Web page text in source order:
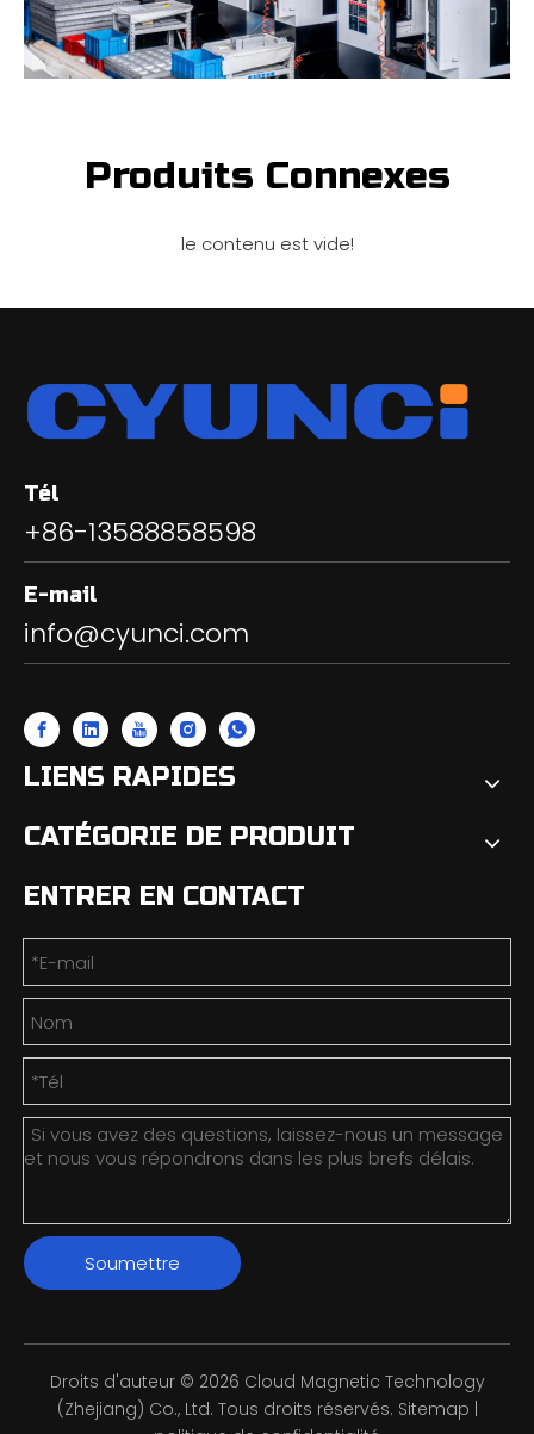
Produits Connexes
le contenu est vide!
Tél
+86-13588858598
E-mail
info@cyunci.com
LIENS RAPIDES
CATÉGORIE DE PRODUIT
ENTRER EN CONTACT
Soumettre
Droits d'auteur © 2026 Cloud Magnetic Technology
(Zhejiang) Co., Ltd. Tous droits réservés. Sitemap